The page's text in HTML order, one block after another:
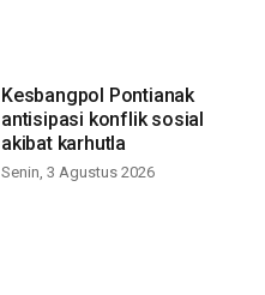
Kesbangpol Pontianak
antisipasi konflik sosial
akibat karhutla
Senin, 3 Agustus 2026